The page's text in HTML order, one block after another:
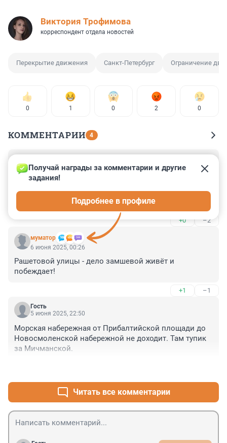
Виктория Трофимова
корреспондент отдела новостей
Перекрытие движения Санкт-Петербург Ограничение
0 1 0 2 0
КОММЕНТАРИИ 4
6 июня 2025, 01:43
Вообще организация ремонта дорог в этом году
храмает.
Проще бы, одним разом во всем городе заменить
асфальт. А на время ремонта, устроить ограничения
типа ковид19. Онраничев передвежение на личном
авто.
Оставив только общественный транспорт,
экстренные службы, коммунальные. А так же
сервесные "сантехники, электрики, монтажники,
сборщики и так далее" те кто вынужден пользоваться
А остальные реально могут перетерпеть.
Тем более что сейчас, хорошо развита доставка всего
чего захочешь. Сейчас даже автомобиль онлайн
покупаешь и тебе к дому привозят!
+0 –2
муматор
Получай награды за комментарии и другие
задания!
Подробнее в профиле
6 июня 2025, 00:26
Рашетовой улицы - дело замшевой живёт и
побеждает!
+1 –1
Гость
5 июня 2025, 22:50
Морская набережная от Прибалтийской площади до
Новосмоленской набережной не доходит. Там тупик
за Мичманской.
Читать все комментарии